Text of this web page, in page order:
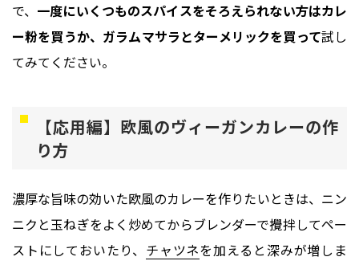
で、 一度にいくつものスパイスをそろえられない方はカレ
ー粉を買うか、ガラムマサラとターメリックを買って試し
てみてください。
【応用編】欧風のヴィーガンカレーの作
り方
濃厚な旨味の効いた欧風のカレーを作りたいときは、ニン
ニクと玉ねぎをよく炒めてからブレンダーで攪拌してペー
ストにしておいたり、 チャツネを加えると深みが増しま